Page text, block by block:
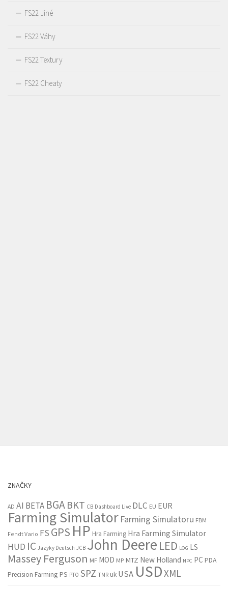
FS22 Jiné
FS22 Váhy
FS22 Textury
FS22 Cheaty
ZNAČKY
AD AI BETA BGABKT CB Dashboard Live DLC EU EUR
Farming Simulator Farming Simulatoru FBM
Fendt Vario FS GPS HP Hra Farming Hra Farming Simulator
HUD IC Jazyky Deutsch JCB John Deere LED LOG LS
Massey Ferguson MF MOD MP MTZ New Holland NPC PC PDA
Precision Farming PS PTO SPZ TMR uk USA USDXML